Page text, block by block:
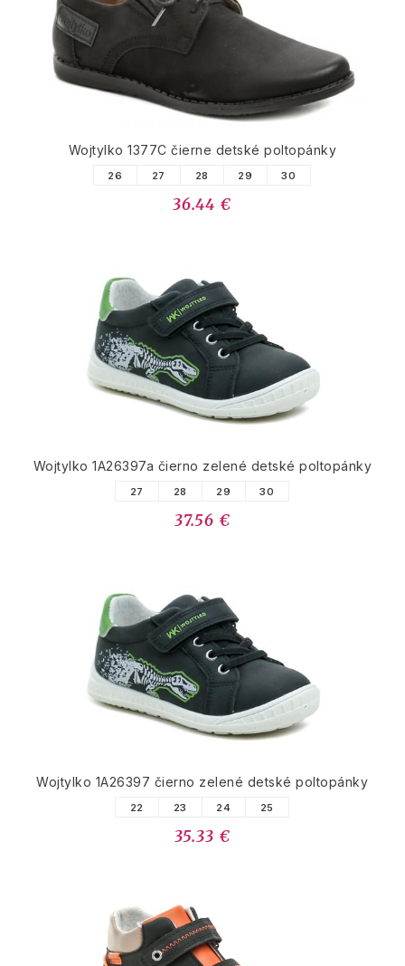
Wojtylko 1377C čierne detské poltopánky
26 27 28 29 30
36.44 €
Wojtylko 1A26397a čierno zelené detské poltopánky
27 28 29 30
37.56 €
Wojtylko 1A26397 čierno zelené detské poltopánky
22 23 24 25
35.33 €